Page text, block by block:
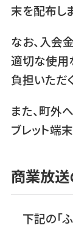
末を配布し
なお、入会
適切な使用
負担いただ
また、町外
ブレット端
商業放
下記の「